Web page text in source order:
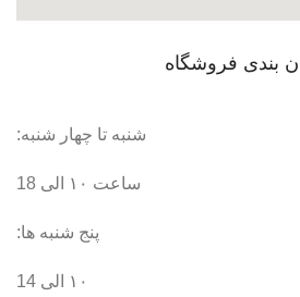
بندی فروشگاه
شنبه تا چهار شنبه:
ساعت ۱۰ الی 18
پنج شنبه ها:
۱۰ الی 14